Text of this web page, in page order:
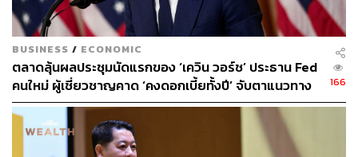
BUSINESS / ECONOMIC
ตลาดลุ้นผลประชุมนัดแรกของ ‘เควิน วอร์ช’ ประธาน Fed
คนใหม่ ผู้เชี่ยวชาญคาด ‘คงดอกเบี้ยทั้งปี’ จับตาแนวทาง
นโยบายการเงินสหรัฐฯ ระยะต่อไป
166